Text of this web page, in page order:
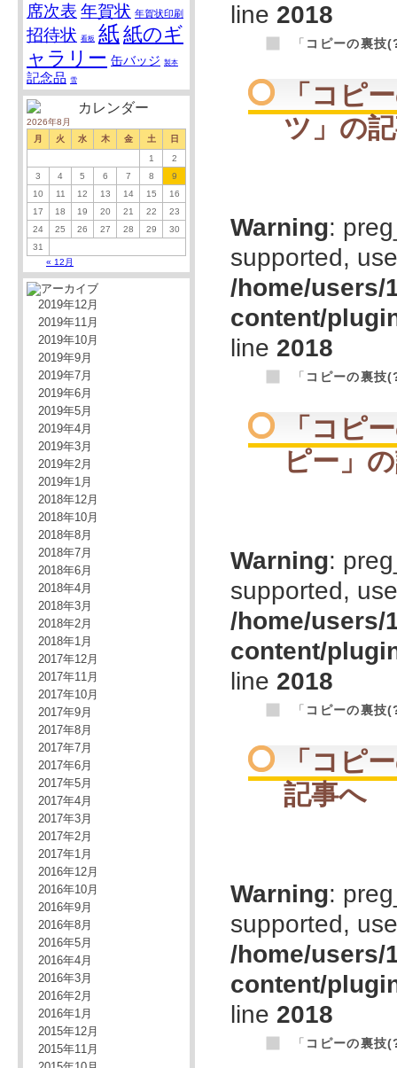
席次表 年賀状 年賀状印刷
招待状 看板 紙 紙のギ
ャラリー 缶バッジ 製本
記念品 雪
2026年8月
月
火 水 木 金 土 日
« 12月
1
2
3
4 5 6 7 8
9
10
11 12 13 14 15
16
17
18 19 20 21 22
23
24
25 26 27 28 29
30
31
2019年12月
2019年11月
2019年10月
2019年9月
2019年7月
2019年6月
2019年5月
2019年4月
2019年3月
2019年2月
2019年1月
2018年12月
2018年10月
2018年8月
2018年7月
2018年6月
2018年4月
2018年3月
2018年2月
2018年1月
2017年12月
2017年11月
2017年10月
2017年9月
2017年8月
2017年7月
2017年6月
2017年5月
2017年4月
2017年3月
2017年2月
2017年1月
2016年12月
2016年10月
2016年9月
2016年8月
2016年5月
2016年4月
2016年3月
2016年2月
2016年1月
2015年12月
2015年11月
line 2018
「 コピーの裏技
「 コピ
ツ 」の
Warning:
supported,
/home/users/
content/
line 2018
「 コピーの裏技
「 コピ
ピー 」
Warning:
supported,
/home/users/
content/
line 2018
「 コピーの裏
「 コピ
記事へ
Warning:
supported,
/home/users/
content/
line 2018
「 コピーの裏技